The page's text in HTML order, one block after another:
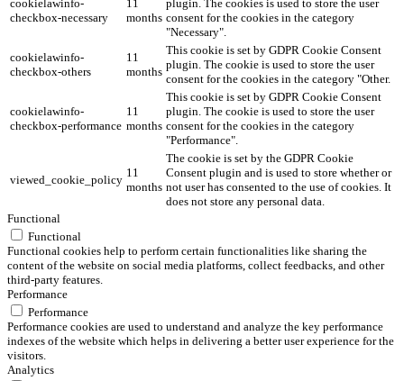
cookielawinfo-
checkbox-necessary
11
months
plugin. The cookies is used to store the user
consent for the cookies in the category
"Necessary".
cookielawinfo-
checkbox-others
11
months
This cookie is set by GDPR Cookie Consent
plugin. The cookie is used to store the user
consent for the cookies in the category "Other.
cookielawinfo-
checkbox-performance
11
months
This cookie is set by GDPR Cookie Consent
plugin. The cookie is used to store the user
consent for the cookies in the category
"Performance".
viewed_cookie_policy
11
months
The cookie is set by the GDPR Cookie
Consent plugin and is used to store whether or
not user has consented to the use of cookies. It
does not store any personal data.
Functional
Functional
Functional cookies help to perform certain functionalities like sharing the
content of the website on social media platforms, collect feedbacks, and other
third-party features.
Performance
Performance
Performance cookies are used to understand and analyze the key performance
indexes of the website which helps in delivering a better user experience for the
visitors.
Analytics